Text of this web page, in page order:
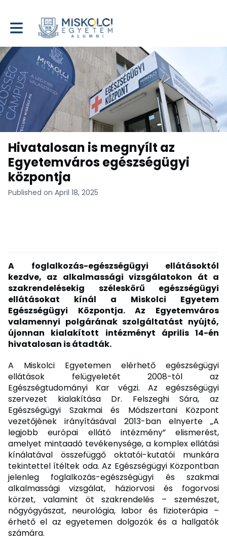
Toggle main navigation
Hivatalosan is megnyílt az
Egyetemváros egészségügyi
központja
Published on April 18, 2025
A foglalkozás-egészségügyi ellátásoktól
kezdve, az alkalmassági vizsgálatokon át a
szakrendelésekig széleskörű egészségügyi
ellátásokat kínál a Miskolci Egyetem
Egészségügyi Központja. Az Egyetemváros
valamennyi polgárának szolgáltatást nyújtó,
újonnan kialakított intézményt április 14-én
hivatalosan is átadták.
A Miskolci Egyetemen elérhető egészségügyi
ellátások felügyeletét 2008-tól az
Egészségtudományi Kar végzi. Az egészségügyi
szervezet kialakítása Dr. Felszeghi Sára, az
Egészségügyi Szakmai és Módszertani Központ
vezetőjének irányításával 2013-ban elnyerte „A
legjobb európai ellátó intézmény” elismerést,
amelyet mintaadó tevékenysége, a komplex ellátási
kínálatával összefüggő oktatói-kutatói munkára
tekintettel ítéltek oda. Az Egészségügyi Központban
jelenleg foglalkozás-egészségügyi és szakmai
alkalmassági vizsgálat, háziorvosi és fogorvosi
körzet, valamint öt szakrendelés – szemészet,
nőgyógyászat, neurológia, labor és fizioterápia –
érhető el az egyetemen dolgozók és a hallgatók
számára.